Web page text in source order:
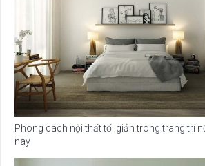
Phong cách nội thất tối giản trong trang trí
nay